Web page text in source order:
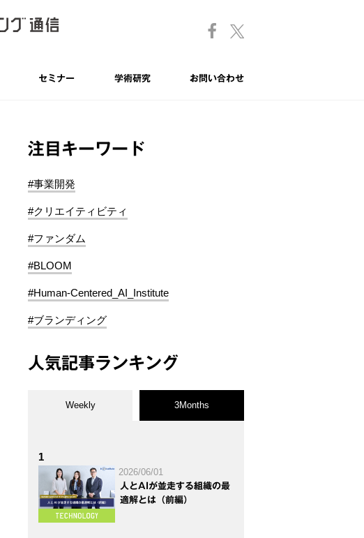
セミナー 学術研究 お問い合わせ
注目キーワード
#事業開発
#クリエイティビティ
#ファンダム
#BLOOM
#Human-Centered_AI_Institute
#ブランディング
人気記事ランキング
Weekly 3Months
1
2026/06/01
人とAIが並走する組織の最
適解とは（前編）